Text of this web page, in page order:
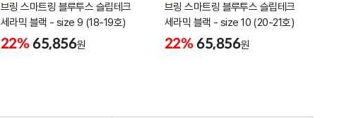
브링 스마트링 블루투스 슬립테크
세라믹 블랙 - size 9 (18-19호)
22% 65,856원
브링 스마트링 블루투스 슬립테크
세라믹 블랙 - size 10 (20-21호)
22% 65,856원